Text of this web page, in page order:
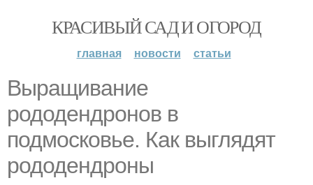
КРАСИВЫЙ САД И ОГОРОД
главная новости статьи
Выращивание
рододендронов в
подмосковье. Как выглядят
рододендроны